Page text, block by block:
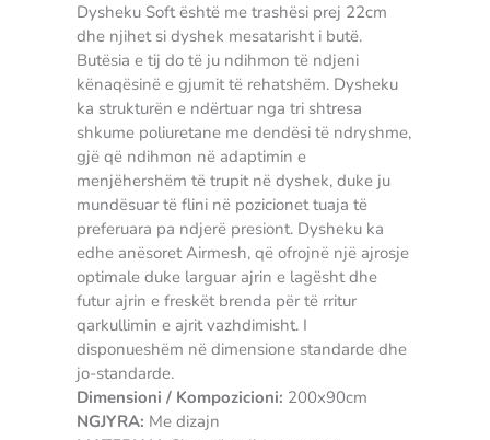
Dysheku Soft është me trashësi prej 22cm
dhe njihet si dyshek mesatarisht i butë.
Butësia e tij do të ju ndihmon të ndjeni
kënaqësinë e gjumit të rehatshëm. Dysheku
ka strukturën e ndërtuar nga tri shtresa
shkume poliuretane me dendësi të ndryshme,
gjë që ndihmon në adaptimin e
menjëhershëm të trupit në dyshek, duke ju
mundësuar të flini në pozicionet tuaja të
preferuara pa ndjerë presiont. Dysheku ka
edhe anësoret Airmesh, që ofrojnë një ajrosje
optimale duke larguar ajrin e lagësht dhe
futur ajrin e freskët brenda për të rritur
qarkullimin e ajrit vazhdimisht. I
disponueshëm në dimensione standarde dhe
jo-standarde.
Dimensioni / Kompozicioni: 200x90cm
NGJYRA: Me dizajn